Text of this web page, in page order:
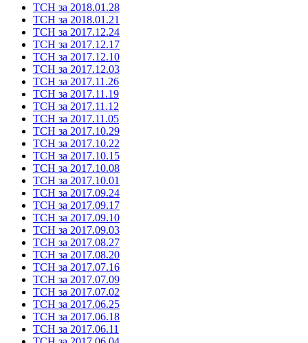
ТСН за 2018.01.28
ТСН за 2018.01.21
ТСН за 2017.12.24
ТСН за 2017.12.17
ТСН за 2017.12.10
ТСН за 2017.12.03
ТСН за 2017.11.26
ТСН за 2017.11.19
ТСН за 2017.11.12
ТСН за 2017.11.05
ТСН за 2017.10.29
ТСН за 2017.10.22
ТСН за 2017.10.15
ТСН за 2017.10.08
ТСН за 2017.10.01
ТСН за 2017.09.24
ТСН за 2017.09.17
ТСН за 2017.09.10
ТСН за 2017.09.03
ТСН за 2017.08.27
ТСН за 2017.08.20
ТСН за 2017.07.16
ТСН за 2017.07.09
ТСН за 2017.07.02
ТСН за 2017.06.25
ТСН за 2017.06.18
ТСН за 2017.06.11